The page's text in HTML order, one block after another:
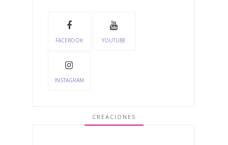
FACEBOOK YOUTUBE
INSTAGRAM
CREACIONES